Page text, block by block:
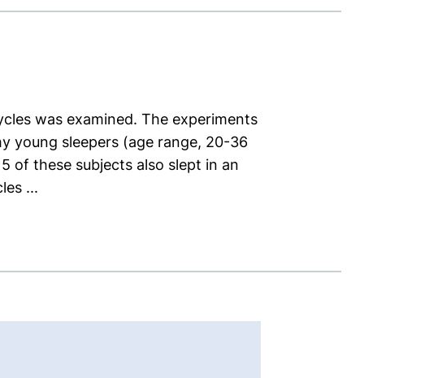
was examined. The experiments
young sleepers (age range, 20-36
of these subjects also slept in an
...